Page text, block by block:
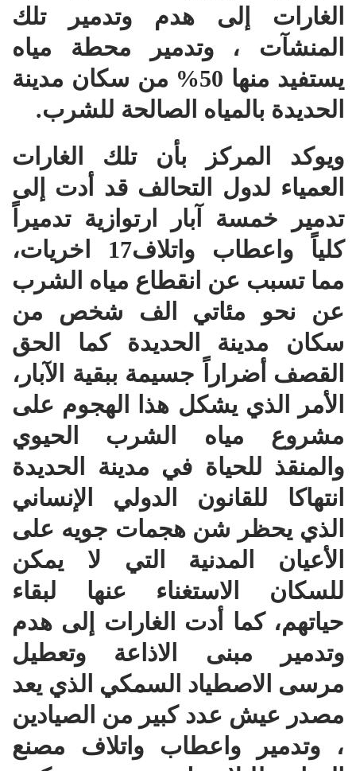
الغارات إلى هدم وتدمير تلك
المنشآت ، وتدمير محطة مياه
يستفيد منها 50% من سكان مدينة
الحديدة بالمياه الصالحة للشرب.
ويوكد المركز بأن تلك الغارات
العمياء لدول التحالف قد أدت إلى
تدمير خمسة آبار ارتوازية تدميراً
كلياً واعطاب واتلاف17 اخريات،
مما تسبب عن انقطاع مياه الشرب
عن نحو مئاتي الف شخص من
سكان مدينة الحديدة كما الحق
القصف أضراراً جسيمة ببقية الآبار،
الأمر الذي يشكل هذا الهجوم على
مشروع مياه الشرب الحيوي
والمنقذ للحياة في مدينة الحديدة
انتهاكا للقانون الدولي الإنساني
الذي يحظر شن هجمات جويه على
الأعيان المدنية التي لا يمكن
للسكان الاستغناء عنها لبقاء
حياتهم، كما أدت الغارات إلى هدم
وتدمير مبنى الاذاعة وتعطيل
مرسى الاصطياد السمكي الذي يعد
مصدر عيش عدد كبير من الصيادين
، وتدمير واعطاب واتلاف مصنع